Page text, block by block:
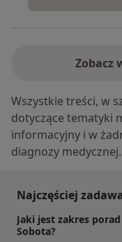
Zobacz
Wszystkie treści, w
dotyczące tematyki
informacyjny i w
diagnozy medycznej.
Najczęściej
Jaki jest zakres
Sobota?